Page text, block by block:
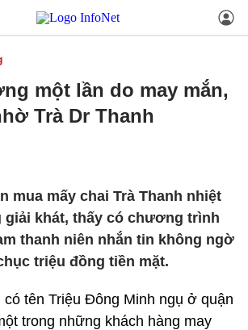
một lần do may mắn,
Trà Dr Thanh
mua mấy chai Trà Thanh nhiệt
giải khát, thấy có chương trình
thanh niên nhắn tin không ngờ
triệu đồng tiền mặt.
có tên Triệu Đông Minh ngụ ở quận
trong những khách hàng may